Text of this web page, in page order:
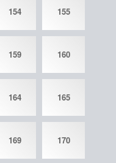
154 155
159 160
164 165
169 170